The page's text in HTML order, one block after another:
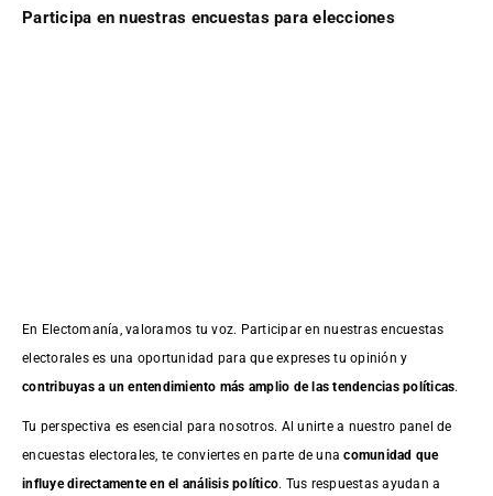
Participa en nuestras encuestas para elecciones
En Electomanía, valoramos tu voz. Participar en nuestras encuestas
electorales es una oportunidad para que expreses tu opinión y
contribuyas a un entendimiento más amplio de las tendencias políticas.
Tu perspectiva es esencial para nosotros. Al unirte a nuestro panel de
encuestas electorales, te conviertes en parte de unacomunidad que
influye directamente en el análisis político. Tus respuestas ayudan a